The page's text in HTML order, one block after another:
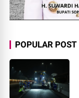
POPULAR POST